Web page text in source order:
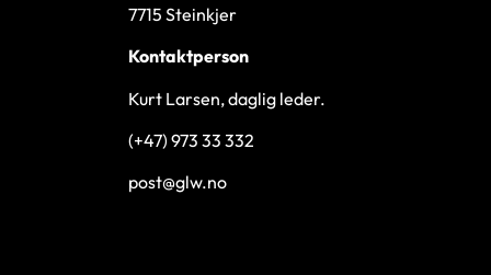
7715 Steinkjer
Kontaktperson
Kurt Larsen, daglig leder.
(+47) 973 33 332
post@glw.no